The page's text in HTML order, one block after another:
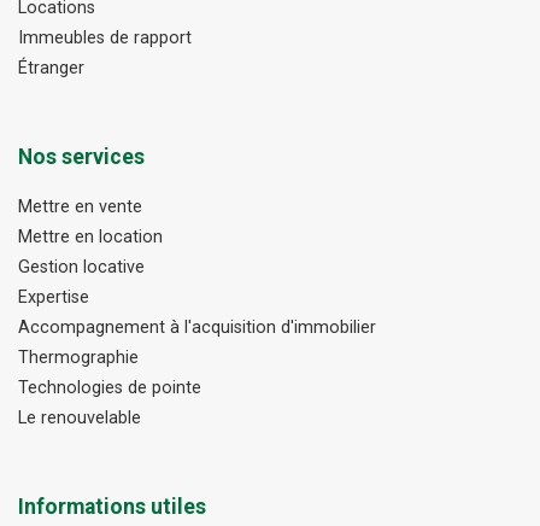
Locations
Immeubles de rapport
Étranger
Nos services
Mettre en vente
Mettre en location
Gestion locative
Expertise
Accompagnement à l'acquisition d'immobilier
Thermographie
Technologies de pointe
Le renouvelable
Informations utiles